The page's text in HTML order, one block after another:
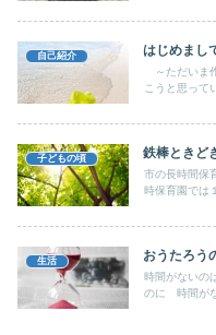
自己紹介 はじめまし
～ただいま
こうと思っ
子どもの頃 鉄棒ときど
市の長時間保
時保育園では
生活 おうたろう
時間がないの
のに 時間が